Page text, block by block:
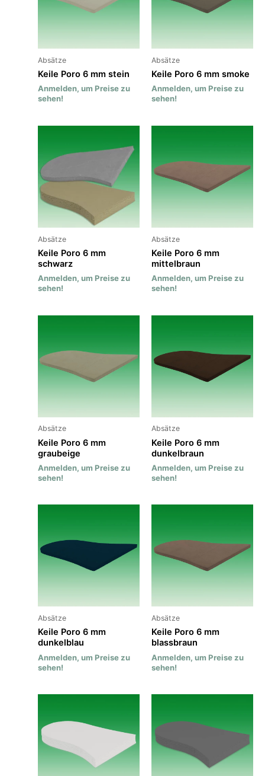
Absätze
Keile Poro 6 mm stein
Anmelden, um Preise zu
sehen!
Absätze
Keile Poro 6 mm smoke
Anmelden, um Preise zu
sehen!
Absätze
Keile Poro 6 mm
schwarz
Anmelden, um Preise zu
sehen!
Absätze
Keile Poro 6 mm
mittelbraun
Anmelden, um Preise zu
sehen!
Absätze
Keile Poro 6 mm
graubeige
Anmelden, um Preise zu
sehen!
Absätze
Keile Poro 6 mm
dunkelbraun
Anmelden, um Preise zu
sehen!
Absätze
Keile Poro 6 mm
dunkelblau
Anmelden, um Preise zu
sehen!
Absätze
Keile Poro 6 mm
blassbraun
Anmelden, um Preise zu
sehen!